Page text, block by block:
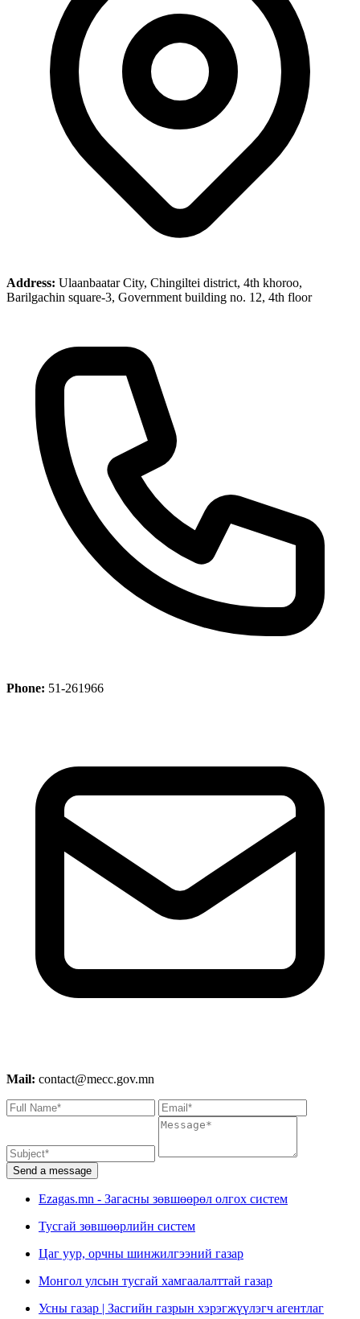
Address: Ulaanbaatar City, Chingiltei district, 4th khoroo,
Barilgachin square-3, Government building no. 12, 4th floor
Phone: 51-261966
Mail: contact@mecc.gov.mn
Send a message
Ezagas.mn - Загасны зөвшөөрөл олгох систем
Тусгай зөвшөөрлийн систем
Цаг уур, орчны шинжилгээний газар
Монгол улсын тусгай хамгаалалттай газар
Усны газар | Засгийн газрын хэрэгжүүлэгч агентлаг